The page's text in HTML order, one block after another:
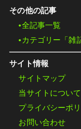
その他の記事
•全記事一覧
•カテゴリー「雑
サイト情報
サイトマップ
当サイトについて
プライバシーポ
お問い合わせ